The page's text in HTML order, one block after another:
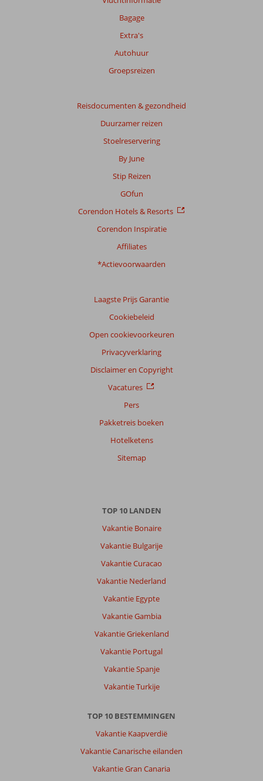
Bagage
Extra's
Autohuur
Groepsreizen
Reisdocumenten & gezondheid
Duurzamer reizen
Stoelreservering
By June
Stip Reizen
GOfun
Corendon Hotels & Resorts
Corendon Inspiratie
Affiliates
*Actievoorwaarden
Laagste Prijs Garantie
Cookiebeleid
Open cookievoorkeuren
Privacyverklaring
Disclaimer en Copyright
Vacatures
Pers
Pakketreis boeken
Hotelketens
Sitemap
TOP 10 LANDEN
Vakantie Bonaire
Vakantie Bulgarije
Vakantie Curacao
Vakantie Nederland
Vakantie Egypte
Vakantie Gambia
Vakantie Griekenland
Vakantie Portugal
Vakantie Spanje
Vakantie Turkije
TOP 10 BESTEMMINGEN
Vakantie Kaapverdië
Vakantie Canarische eilanden
Vakantie Gran Canaria